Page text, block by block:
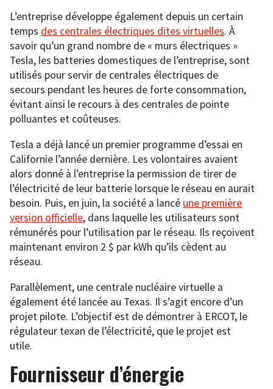
L’entreprise développe également depuis un certain
temps des centrales électriques dites virtuelles. À
savoir qu’un grand nombre de « murs électriques »
Tesla, les batteries domestiques de l’entreprise, sont
utilisés pour servir de centrales électriques de
secours pendant les heures de forte consommation,
évitant ainsi le recours à des centrales de pointe
polluantes et coûteuses.
Tesla a déjà lancé un premier programme d’essai en
Californie l’année dernière. Les volontaires avaient
alors donné à l’entreprise la permission de tirer de
l’électricité de leur batterie lorsque le réseau en aurait
besoin. Puis, en juin, la société a lancé une première
version officielle, dans laquelle les utilisateurs sont
rémunérés pour l’utilisation par le réseau. Ils reçoivent
maintenant environ 2 $ par kWh qu’ils cèdent au
réseau.
Parallèlement, une centrale nucléaire virtuelle a
également été lancée au Texas. Il s’agit encore d’un
projet pilote. L’objectif est de démontrer à ERCOT, le
régulateur texan de l’électricité, que le projet est
utile.
Fournisseur d’énergie